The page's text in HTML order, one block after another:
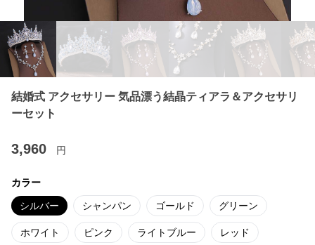
結婚式 アクセサリー 気品漂う結晶ティアラ＆アクセサリ
ーセット
3,960 円
カラー
シルバー シャンパン ゴールド グリーン
ホワイト ピンク ライトブルー レッド